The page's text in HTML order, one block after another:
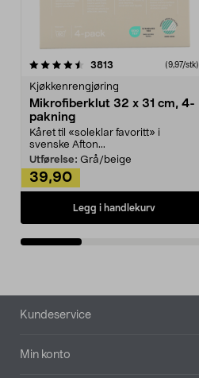
3813 anmeldelser(9,97/stk)
Kjøkkenrengjøring
Mikrofiberklut 32 x 31 cm, 4-
pakning
Kåret til «soleklar favoritt» i
svenske Afton...
Utførelse: Grå/beige
39,90
Legg i handlekurv
4.5av 5 stjerner
Bunntekst
Kundeservice
Min konto